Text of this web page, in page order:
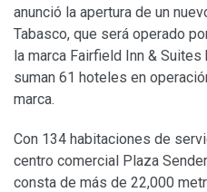
anunció la apertura de un
Tabasco, que será operado
la marca Fairfield Inn &
suman 61 hoteles en
marca.
Con 134 habitaciones de
centro comercial Plaza
consta de más de 22,000